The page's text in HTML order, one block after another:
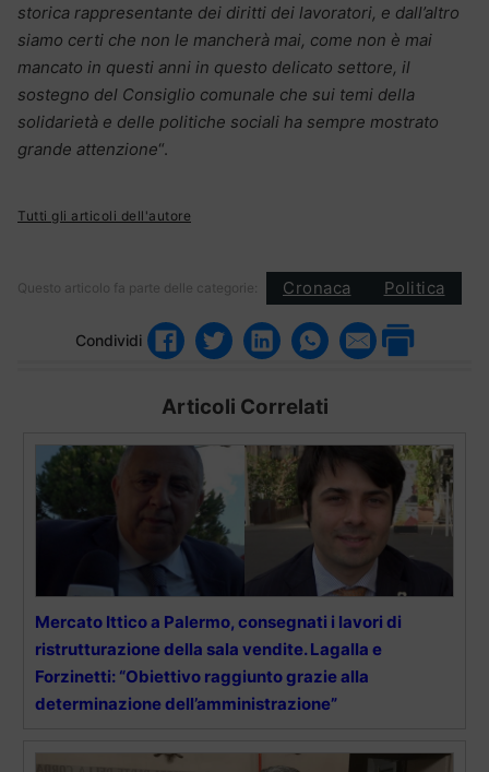
storica rappresentante dei diritti dei lavoratori, e dall’altro
siamo certi che non le mancherà mai, come non è mai
mancato in questi anni in questo delicato settore, il
sostegno del Consiglio comunale che sui temi della
solidarietà e delle politiche sociali ha sempre mostrato
grande attenzione“.
Tutti gli articoli dell'autore
Questo articolo fa parte delle categorie: Cronaca Politica
Condividi
Articoli Correlati
Mercato Ittico a Palermo, consegnati i lavori di
ristrutturazione della sala vendite. Lagalla e
Forzinetti: “Obiettivo raggiunto grazie alla
determinazione dell’amministrazione”